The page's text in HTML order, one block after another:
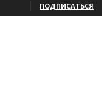
ПОДПИСАТЬСЯ